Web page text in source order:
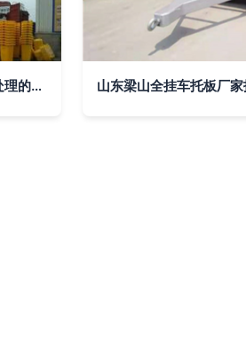
重庆加厚240升挂车垃圾桶 街道餐厨垃圾处理的首选容器 山东梁山全挂车托板厂